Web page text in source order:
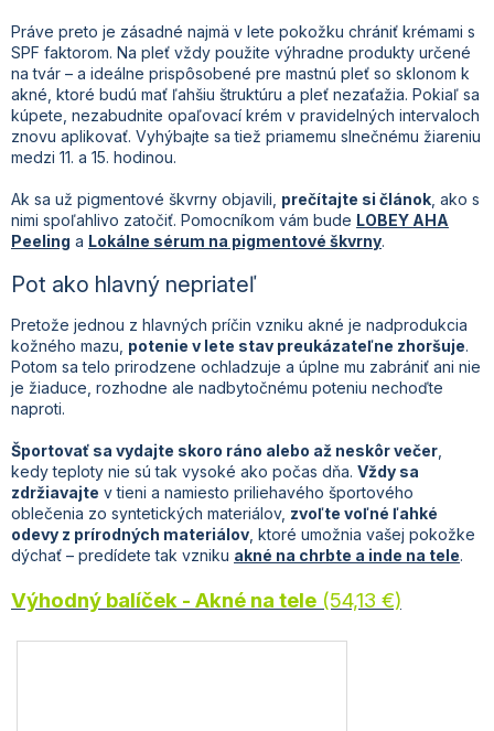
Práve preto je zásadné najmä v lete pokožku chrániť krémami s
SPF faktorom. Na pleť vždy použite výhradne produkty určené
na tvár – a ideálne prispôsobené pre mastnú pleť so sklonom k
akné, ktoré budú mať ľahšiu štruktúru a pleť nezaťažia. Pokiaľ sa
kúpete, nezabudnite opaľovací krém v pravidelných intervaloch
znovu aplikovať. Vyhýbajte sa tiež priamemu slnečnému žiareniu
medzi 11. a 15. hodinou.
Ak sa už pigmentové škvrny objavili, prečítajte si článok , ako s
nimi spoľahlivo zatočiť. Pomocníkom vám bude LOBEY AHA
Peeling a Lokálne sérum na pigmentové škvrny.
Pot ako hlavný nepriateľ
Pretože jednou z hlavných príčin vzniku akné je nadprodukcia
kožného mazu, potenie v lete stav preukázateľne zhoršuje.
Potom sa telo prirodzene ochladzuje a úplne mu zabrániť ani nie
je žiaduce, rozhodne ale nadbytočnému poteniu nechoďte
naproti.
Športovať sa vydajte skoro ráno alebo až neskôr večer
kedy teploty nie sú tak vysoké ako počas dňa. Vždy sa
zdržiavajte v tieni a namiesto priliehavého športového
oblečenia zo syntetických materiálov, zvoľte voľné ľahké
odevy z prírodných materiálov , ktoré umožnia vašej pokožke
dýchať – predídete tak vzniku akné na chrbte a inde na tele.
Výhodný balíček - Akné na tele (54,13 €)